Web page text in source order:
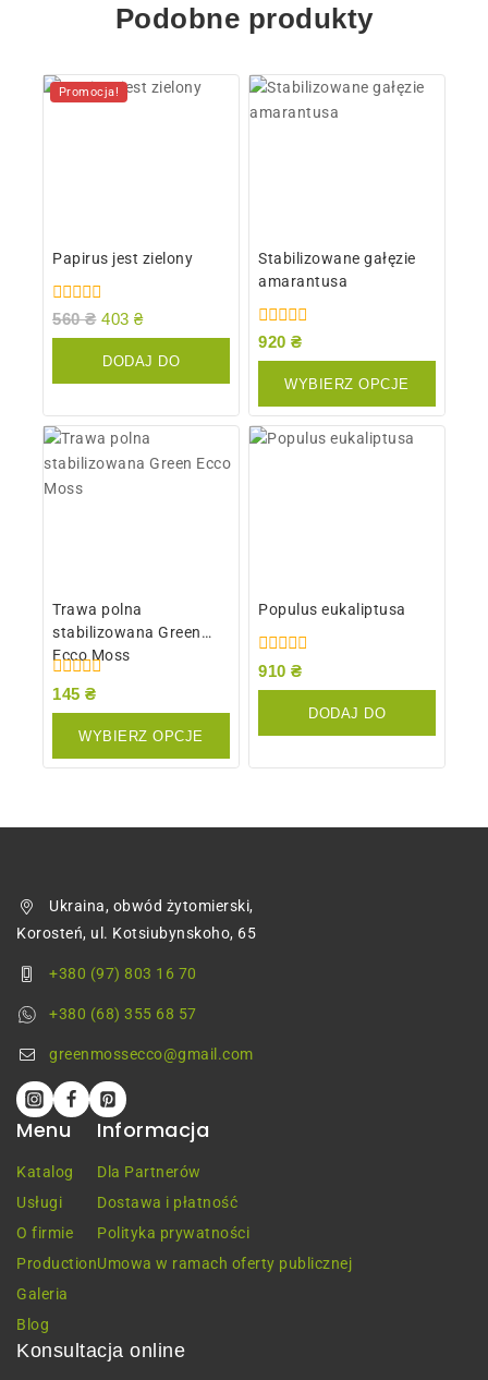
Podobne produkty
Promocja!
Papirus jest zielony
0
560₴ 403 ₴
DODAJ DO
Stabilizowane gałęzie
amarantusa
0
920 ₴
WYBIERZ OPCJE
Trawa polna
stabilizowana Green
Ecco Moss
0
145 ₴
WYBIERZ OPCJE
Populus eukaliptusa
0
910 ₴
DODAJ DO
Ukraina, obwód żytomierski,
Korosteń, ul. Kotsiubynskoho, 65
+380 (97) 803 16 70
+380 (68) 355 68 57
greenmossecco@gmail.com
Menu
Katalog
Usługi
O firmie
Production
Galeria
Blog
Informacja
Dla Partnerów
Dostawa i płatność
Polityka prywatności
Umowa w ramach oferty publicznej
Konsultacja online